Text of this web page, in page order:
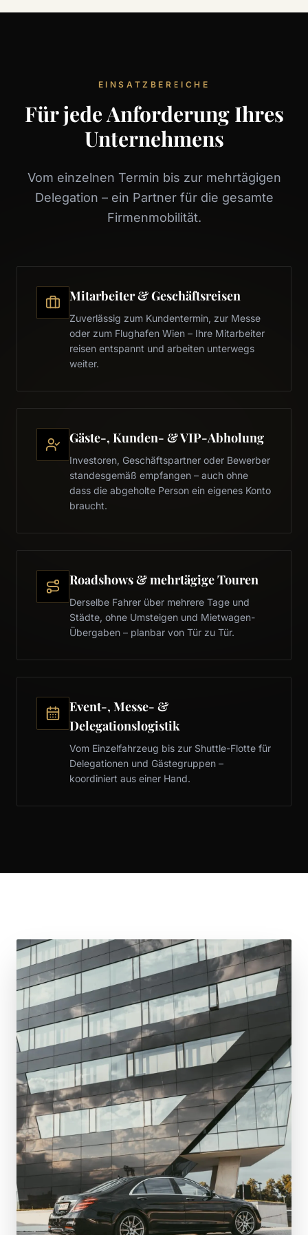
EINSATZBEREICHE
Für jede Anforderung Ihres
Unternehmens
Vom einzelnen Termin bis zur mehrtägigen
Delegation – ein Partner für die gesamte
Firmenmobilität.
Mitarbeiter & Geschäftsreisen
Zuverlässig zum Kundentermin, zur Messe
oder zum Flughafen Wien – Ihre Mitarbeiter
reisen entspannt und arbeiten unterwegs
weiter.
Gäste-, Kunden- & VIP-Abholung
Investoren, Geschäftspartner oder Bewerber
standesgemäß empfangen – auch ohne
dass die abgeholte Person ein eigenes Konto
braucht.
Roadshows & mehrtägige Touren
Derselbe Fahrer über mehrere Tage und
Städte, ohne Umsteigen und Mietwagen-
Übergaben – planbar von Tür zu Tür.
Event-, Messe- &
Delegationslogistik
Vom Einzelfahrzeug bis zur Shuttle-Flotte für
Delegationen und Gästegruppen –
koordiniert aus einer Hand.